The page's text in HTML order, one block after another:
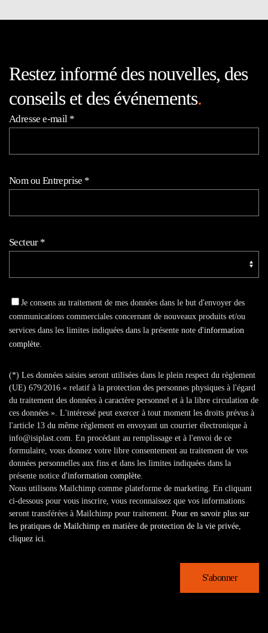
Restez informé des nouvelles, des
conseils et des événements.
Adresse e-mail *
Nom ou Entreprise *
Secteur *
Je consens au traitement de mes données dans le but d'envoyer des
communications commerciales concernant de nouveaux produits et/ou
services dans les limites indiquées dans la présente note d'information
complète
(*) Les données saisies seront utilisées dans le plein respect du règlement
(UE) 679/2016 « relatif à la protection des personnes physiques à l'égard
du traitement des données à caractère personnel et à la libre circulation de
ces données ». L'intéressé peut exercer à tout moment les droits prévus à
l'article 13 du même règlement en envoyant un courrier électronique à
info@isiplast.com. En procédant au remplissage et à l'envoi de ce
formulaire, vous donnez votre libre consentement au traitement de vos
données personnelles aux fins et dans les limites indiquées dans la
présente notice d'information complète
Nous utilisons Mailchimp comme plateforme de marketing. En cliquant
ci-dessous pour vous inscrire, vous reconnaissez que vos informations
seront transférées à Mailchimp pour traitement. Pour en savoir plus sur
les pratiques de Mailchimp en matière de protection de la vie privée,
cliquez ici.